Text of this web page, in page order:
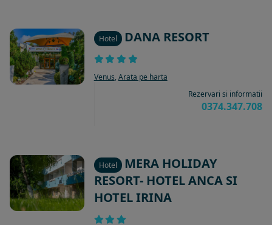
Hotel DANA RESORT
Venus, Arata pe harta
Rezervari si informatii
0374.347.708
Hotel
MERA HOLIDAY
RESORT- HOTEL ANCA SI
HOTEL IRINA